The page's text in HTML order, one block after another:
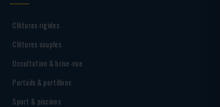
Clôtures rigides
Clôtures souples
Occultation & brise-vue
Portails & portillons
Sport & piscines